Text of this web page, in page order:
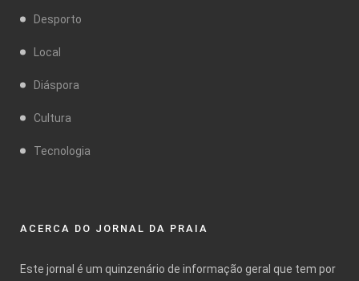
Desporto
Local
Diáspora
Cultura
Tecnologia
ACERCA DO JORNAL DA PRAIA
Este jornal é um quinzenário de informação geral que tem por